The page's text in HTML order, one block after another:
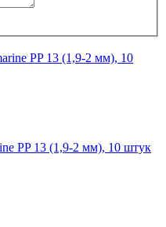
PP 13 (1,9-2 мм), 10 штук